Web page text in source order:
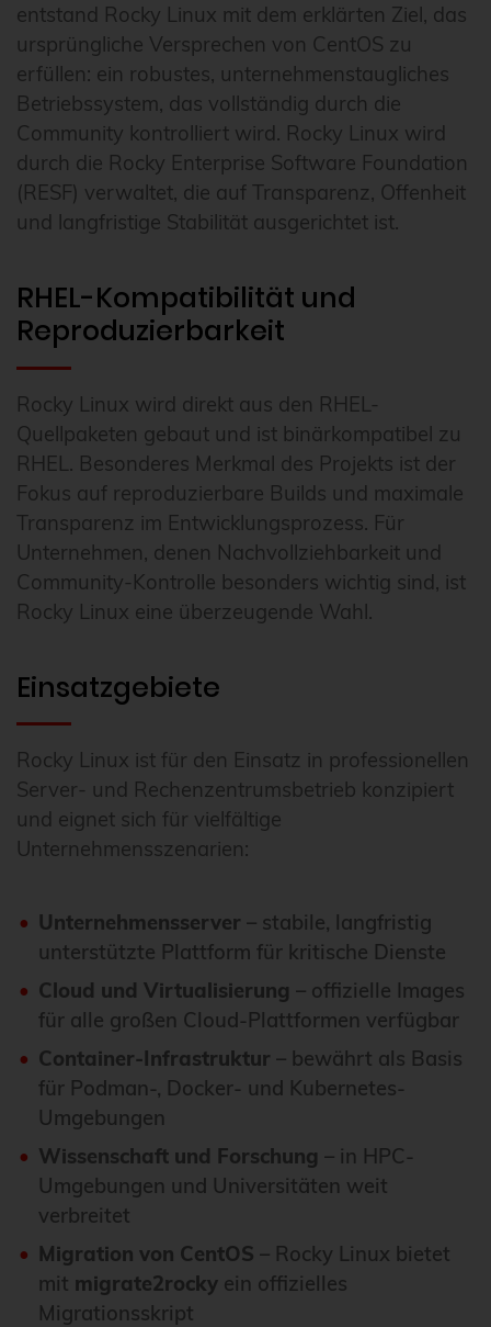
entstand Rocky Linux mit dem erklärten Ziel, das
ursprüngliche Versprechen von CentOS zu
erfüllen: ein robustes, unternehmenstaugliches
Betriebssystem, das vollständig durch die
Community kontrolliert wird. Rocky Linux wird
durch die Rocky Enterprise Software Foundation
(RESF) verwaltet, die auf Transparenz, Offenheit
und langfristige Stabilität ausgerichtet ist.
RHEL-Kompatibilität und
Reproduzierbarkeit
Rocky Linux wird direkt aus den RHEL-
Quellpaketen gebaut und ist binärkompatibel zu
RHEL. Besonderes Merkmal des Projekts ist der
Fokus auf reproduzierbare Builds und maximale
Transparenz im Entwicklungsprozess. Für
Unternehmen, denen Nachvollziehbarkeit und
Community-Kontrolle besonders wichtig sind, ist
Rocky Linux eine überzeugende Wahl.
Einsatzgebiete
Rocky Linux ist für den Einsatz in professionellen
Server- und Rechenzentrumsbetrieb konzipiert
und eignet sich für vielfältige
Unternehmensszenarien:
Unternehmensserver – stabile, langfristig
unterstützte Plattform für kritische Dienste
Cloud und Virtualisierung – offizielle Images
für alle großen Cloud-Plattformen verfügbar
Container-Infrastruktur – bewährt als Basis
für Podman-, Docker- und Kubernetes-
Umgebungen
Wissenschaft und Forschung – in HPC-
Umgebungen und Universitäten weit
verbreitet
Migration von CentOS – Rocky Linux bietet
mit migrate2rocky ein offizielles
Migrationsskript